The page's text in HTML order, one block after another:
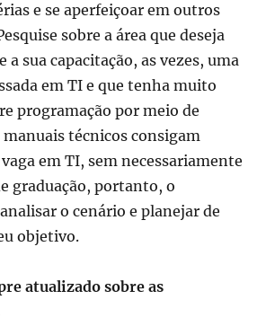
e se aperfeiçoar em outros
sobre a área que deseja
a sua capacitação, as vezes, uma
em TI e que tenha muito
programação por meio de
técnicos consigam
em TI, sem necessariamente
graduação, portanto, o
o cenário e planejar de
objetivo.
atualizado sobre as